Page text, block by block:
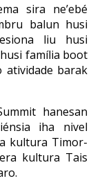
sira ne’ebé
balun husi
liu husi
família boot
atividade barak
hanesan
iha nivel
kultura Timor-
kultura Tais